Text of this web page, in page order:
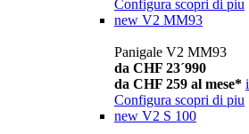
Configura scopri di piu
new V2 MM93
Panigale V2 MM93
da CHF 23´990
da CHF 259 al mese* i
Configura scopri di piu
new V2 S 100